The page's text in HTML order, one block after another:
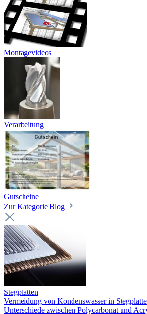
Montagevideos
Verarbeitung
Gutscheine
Zur Kategorie Blog
Stegplatten
Vermeidung von Kondenswasser in
Unterschiede zwischen Polycarbonat und